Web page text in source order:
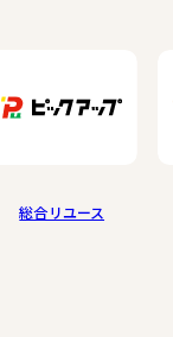
総合リユース